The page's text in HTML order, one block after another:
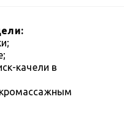
качели в